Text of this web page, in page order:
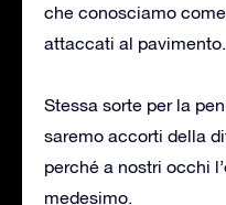
che conosciamo
attaccati al pavimento.
Stessa sorte per la
saremo accorti della
perché a nostri occhi
medesimo.